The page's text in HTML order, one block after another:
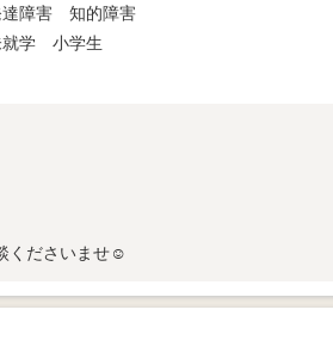
達障害 知的障害
就学 小学生
くださいませ☺